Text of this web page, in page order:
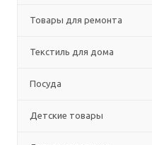
Товары для ремонта
Текстиль для дома
Посуда
Детские товары